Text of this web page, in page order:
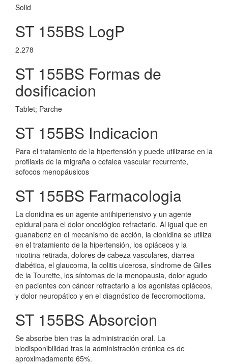
Solid
ST 155BS LogP
2.278
ST 155BS Formas de
dosificacion
Tablet; Parche
ST 155BS Indicacion
Para el tratamiento de la hipertensión y puede utilizarse en la
profilaxis de la migraña o cefalea vascular recurrente,
sofocos menopáusicos
ST 155BS Farmacologia
La clonidina es un agente antihipertensivo y un agente
epidural para el dolor oncológico refractario. Al igual que en
guanabenz en el mecanismo de acción, la clonidina se utiliza
en el tratamiento de la hipertensión, los opiáceos y la
nicotina retirada, dolores de cabeza vasculares, diarrea
diabética, el glaucoma, la colitis ulcerosa, síndrome de Gilles
de la Tourette, los síntomas de la menopausia, dolor agudo
en pacientes con cáncer refractario a los agonistas opiáceos,
y dolor neuropático y en el diagnóstico de feocromocitoma.
ST 155BS Absorcion
Se absorbe bien tras la administración oral. La
biodisponibilidad tras la administración crónica es de
aproximadamente 65%.